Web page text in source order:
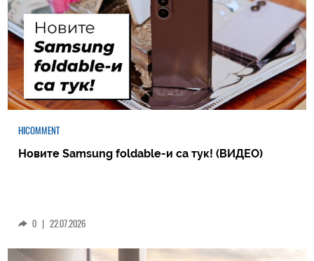
HICOMMENT
Новите Samsung foldable-и са тук! (ВИДЕО)
0 | 22.07.2026